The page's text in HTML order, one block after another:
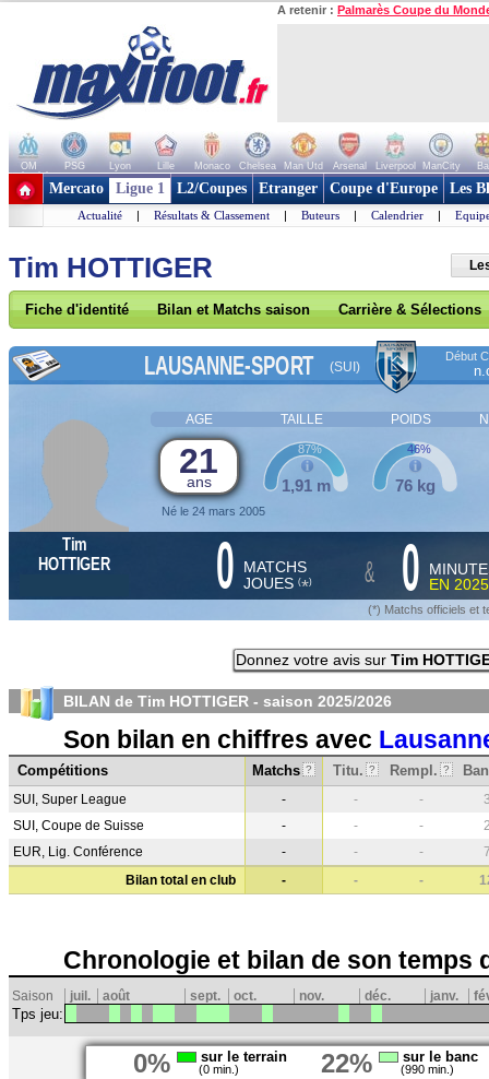
A retenir : Palmarès Coupe du
OM PSG Lyon Lille Monaco Chelsea Man Utd Arsenal Liverpool ManCity
+ de clubs
Mercato Ligue 1 L2/Coupes Etranger Coupe d'Europe Les
Actualité | Résultats & Classement | Buteurs | Calendrier |
Tim HOTTIGER
Fiche d'identité Bilan et Matchs saison Carrière & Sélections
LAUSANNE-SPORT (SUI)
Début
AGE TAILLE POIDS
21
ans
Né le 24 mars 2005
1,91 m
87%
76 kg
46%
Tim
HOTTIGER
0 MATCHS
JOUES (*) & 0
EN
(*) Matchs officiels et
Donnez votre avis sur Tim
BILAN de Tim HOTTIGER - saison 2025/2026
Son bilan en chiffres avec
Compétitions Matchs ? Titu. ? Rempl. ?
SUI, Super League - - -
SUI, Coupe de Suisse
- - -
EUR, Lig. Conférence
- - -
Bilan total en club
- - -
Chronologie et bilan de son temps
Saison juil. août sept. oct. nov. déc. janv.
Tps jeu:
0% sur le terrain
(0 min.) 22% sur le banc
(990 min.)